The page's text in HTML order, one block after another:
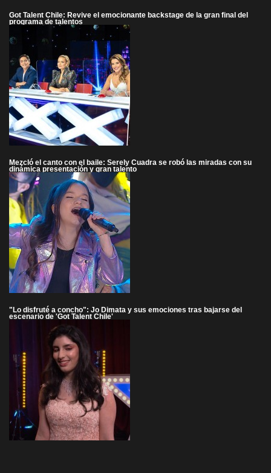
Got Talent Chile: Revive el emocionante backstage de la gran final del
programa de talentos
Mezcló el canto con el baile: Serely Cuadra se robó las miradas con su
dinámica presentación y gran talento
"Lo disfruté a concho": Jo Dimata y sus emociones tras bajarse del
escenario de 'Got Talent Chile'